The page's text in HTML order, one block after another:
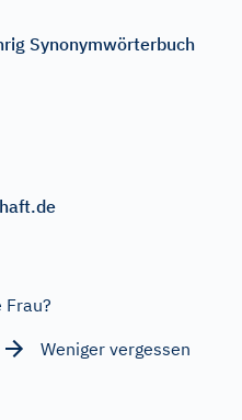
Synonymwörterbuch
Frau?
Weniger vergessen